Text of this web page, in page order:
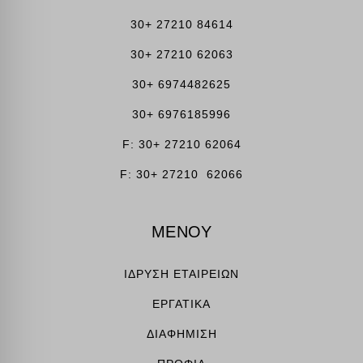
30+ 27210 84614
30+ 27210 62063
30+ 6974482625
30+ 6976185996
F: 30+ 27210 62064
F: 30+ 27210 62066
ΜΕΝΟΥ
ΙΔΡΥΣΗ ΕΤΑΙΡΕΙΩΝ
ΕΡΓΑΤΙΚΑ
ΔΙΑΦΗΜΙΣΗ
kraniotis-gr.themebook.cloud
kraniotis.aidaform.com